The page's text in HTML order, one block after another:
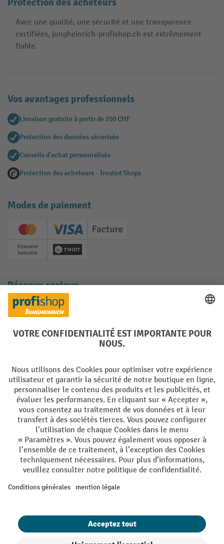
Avec une qualité, une sécurité et une transparence
certifiées, jungheinrich-profishop.ch est extrêmement
fiable.
Vos avantages professionnels
Livraison gratuite à partir de 250 CHF
Protection des données sécurisée
Conseils d'achat personnalisés
Protection des acheteurs - Trusted Shops
Modes de paiement
Creditcard (Master)Creditcard (Visa)
Facture
Paiement anticipé
Twint
Réseaux sociaux
Facebook
YouTube
LinkedInInstagram
Conditions générales de vente Mentions Légales
Protection des Données Politique de cookies
All prices excl. VAT plusshipping costsand possible delivery charges,
if not stated otherwise.
s'applique pas aux prix spéciaux. Il n'est pas possible de le combiner
newsletter. Le bon, valable 10 jours, peut être utilisé en ligne pour
toute commande d'un montant net minimum de CHF 250. Le
pourcentage de remise varie selon la catégorie de produits, pouvant